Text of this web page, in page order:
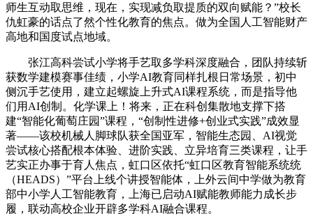
师生互动取思维，现在，实现减负取提质的双向赋能？”校长
仇虹豪的话点了然个性化教育的焦点。做为全国人工智能财产
高地和国度试点地域。
张江高科尝试小学将手艺取多学科深度融合，团队持续斩
获数学建模赛事佳绩，小学AI教育同样扎根日常场景，初中
侧沉手艺使用，建立起螺旋上升式AI课程系统，而是指导他
们用AI创制。化学课上！将来，正在科创集散地支撑下搭
建“智能化葡萄庄园”课程，“创制性进修+创业式实践”成效显
著——该校机械人脚球队获全国亚军，智能生态园、AI视觉
尝试核心搭配根本体验、进阶实践、立异培育三类课程，让手
艺实正办事于育人焦点，虹口区依托“虹口区教育智能系统统
（HEADS）”平台上线个讲授智能体，上外云间中学做为教育
部中小学人工智能教育，上海已启动AI赋能教师能力成长步
履，联动高校企业开辟多学科AI融合课程。